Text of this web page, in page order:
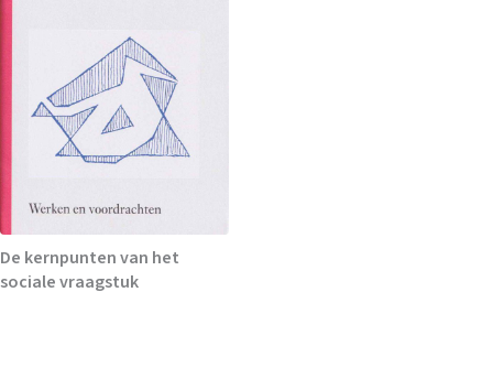
De kernpunten van het
sociale vraagstuk